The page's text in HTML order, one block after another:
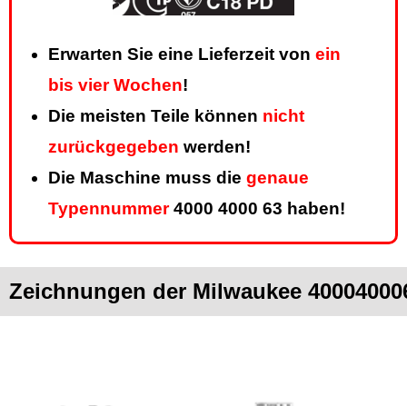
Erwarten Sie eine Lieferzeit von ein
bis vier Wochen!
Die meisten Teile können nicht
zurückgegeben werden!
Die Maschine muss die genaue
Typennummer4000 4000 63 haben!
Zeichnungen der Milwaukee